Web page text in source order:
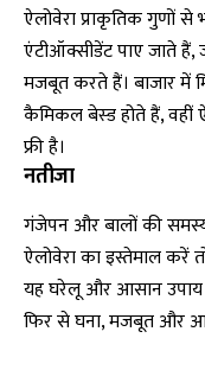
ऐलोवेरा प्राकृतिक गुणों से
एंटीऑक्सीडेंट पाए जाते हैं,
मजबूत करते हैं। बाजार में
कैमिकल बेस्ड होते हैं, वहीं
फ्री है।
नतीजा
गंजेपन और बालों की
ऐलोवेरा का इस्तेमाल करें
यह घरेलू और आसान
फिर से घना, मजबूत और